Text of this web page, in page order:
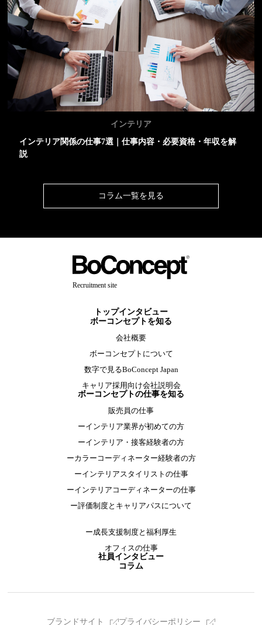
インテリア
インテリア関係の仕事7選｜仕事内容・必要資格・年収を解
説
コラム一覧を見る
Recruitment site
トップインタビュー
ボーコンセプトを知る
会社概要
ボーコンセプトについて
数字で見るBoConcept Japan
キャリア採用向け会社説明会
ボーコンセプトの仕事を知る
販売員の仕事
ーインテリア業界が初めての方
ーインテリア・接客経験者の方
ーカラーコーディネーター経験者の方
ーインテリアスタイリストの仕事
ーインテリアコーディネーターの仕事
ー評価制度とキャリアパスについて
ー成長支援制度と福利厚生
オフィスの仕事
社員インタビュー
コラム
ブランドサイト プライバシーポリシー